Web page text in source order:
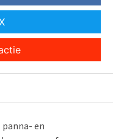
panna- en